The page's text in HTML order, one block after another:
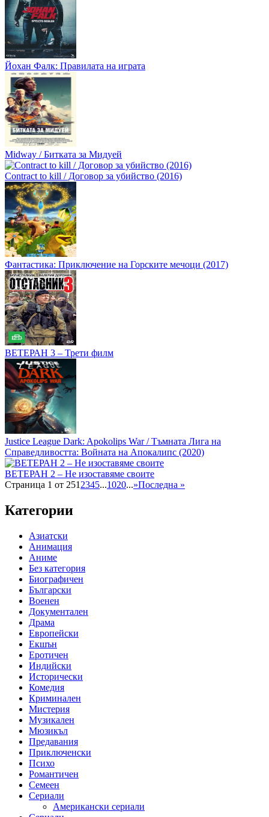
Йохан Фалк: Правилата на играта
Midway / Битката за Мидуей
Contract to kill / Договор за убийство (2016)
Фантастика: Приключение на Горските мечоци (2017)
ВЕТЕРАН 3 – Трети филм
Justice League Dark: Apokolips War / Тъмната Лига на
Справедливостта: Войната на Апокалипс (2020)
ВЕТЕРАН 2 – Не изоставяме своите
Страница 1 от 251 2345...1020...»Последна »
Категории
Азиатски
Анимация
Аниме
Без категория
Биографичен
Български
Военен
Документален
Драма
Европейски
Екшън
Еротичен
Индийски
Исторически
Комедия
Криминален
Мистерия
Музикален
Мюзикъл
Предавания
Приключенски
Психо
Романтичен
Семеен
Сериали
Американски сериали